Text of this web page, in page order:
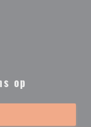
in een nieuw
((opent in een
op